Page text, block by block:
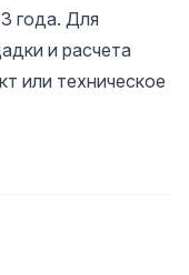
года. Для
и расчета
или техническое